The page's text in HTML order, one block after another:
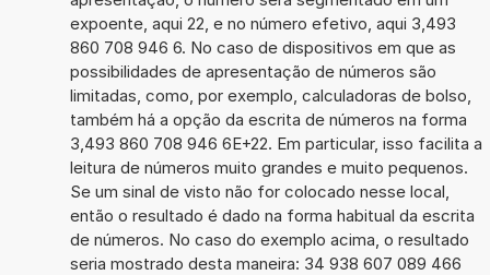
expoente, aqui 22, e no número efetivo, aqui 3,493
860 708 946 6. No caso de dispositivos em que as
possibilidades de apresentação de números são
limitadas, como, por exemplo, calculadoras de bolso,
também há a opção da escrita de números na forma
3,493 860 708 946 6E+22. Em particular, isso facilita a
leitura de números muito grandes e muito pequenos.
Se um sinal de visto não for colocado nesse local,
então o resultado é dado na forma habitual da escrita
de números. No caso do exemplo acima, o resultado
seria mostrado desta maneira: 34 938 607 089 466